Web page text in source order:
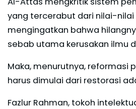
yang tercerabut dari nilai-nilai
mengingatkan bahwa
sebab utama kerusakan ilmu
Maka, menurutnya, reformasi
harus dimulai dari restorasi
Fazlur Rahman, tokoh